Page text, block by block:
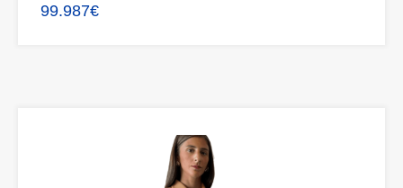
99.987€